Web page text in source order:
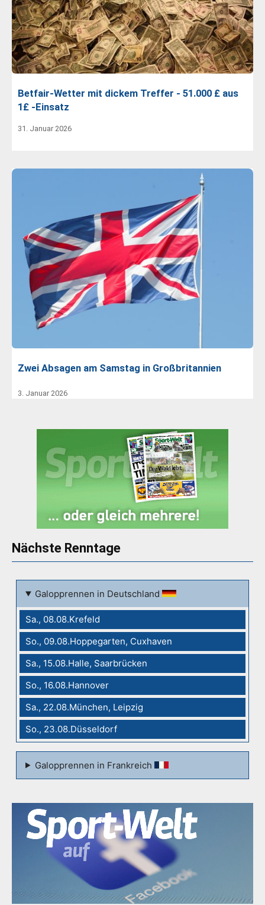
Betfair-Wetter mit dickem Treffer - 51.000 £ aus
1£ -Einsatz
31. Januar 2026
Zwei Absagen am Samstag in Großbritannien
3. Januar 2026
Nächste Renntage
Galopprennen in Deutschland
Sa., 08.08.Krefeld
So., 09.08.Hoppegarten, Cuxhaven
Sa., 15.08.Halle, Saarbrücken
So., 16.08.Hannover
Sa., 22.08.München, Leipzig
So., 23.08.Düsseldorf
Galopprennen in Frankreich